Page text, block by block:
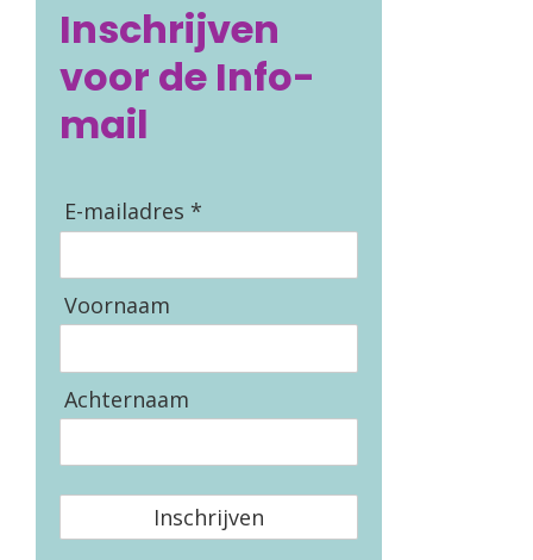
Inschrijven
voor de Info-
mail
E-mailadres *
Voornaam
Achternaam
Inschrijven